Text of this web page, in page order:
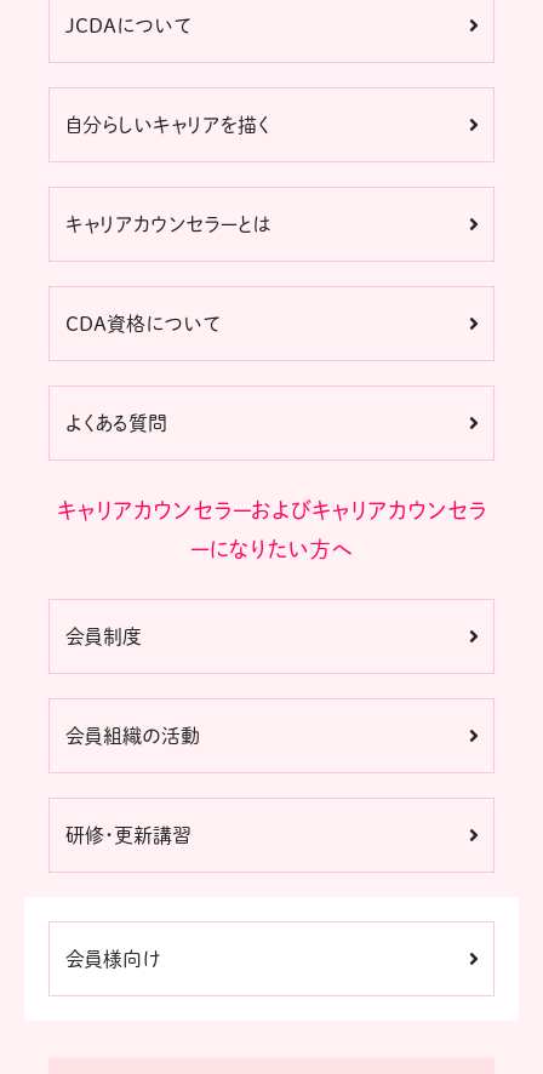
JCDAについて
自分らしいキャリアを描く
キャリアカウンセラーとは
CDA資格について
よくある質問
キャリアカウンセラーおよびキャリアカウンセラ
ーになりたい方へ
会員制度
会員組織の活動
研修・更新講習
会員様向け